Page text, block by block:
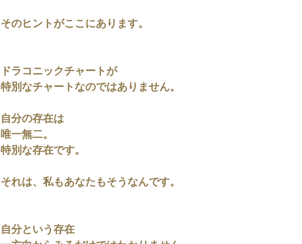
そのヒントがここにあります。
ドラコニックチャートが
特別なチャートなのではありません。
自分の存在は
唯一無二。
特別な存在です。
それは、私もあなたもそうなんです。
自分という存在